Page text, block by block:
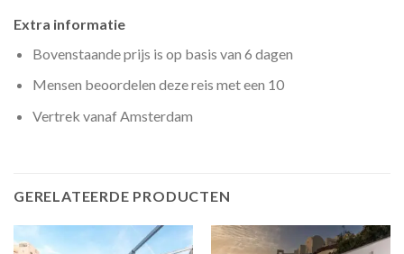
Extra informatie
Bovenstaande prijs is op basis van 6 dagen
Mensen beoordelen deze reis met een 10
Vertrek vanaf Amsterdam
GERELATEERDE PRODUCTEN